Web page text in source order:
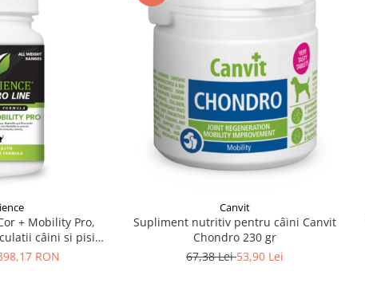
+ Mobility Pro,
câini si pisici,
RON
Canvit
Supliment nutritiv pentru câini Canvit
Chondro 230 gr
67,38 Lei53,90 Lei